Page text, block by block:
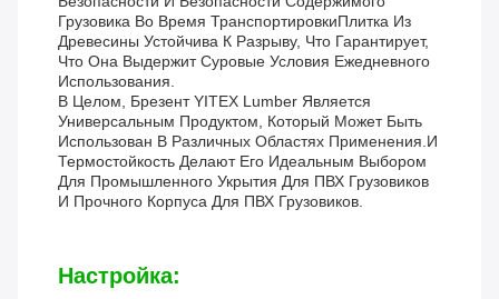
Грузовика Во Время ТранспортировкиПлитка Из
Древесины Устойчива К Разрыву, Что Гарантирует,
Что Она Выдержит Суровые Условия Ежедневного
Использования.
В Целом, Брезент YITEX Lumber Является
Универсальным Продуктом, Который Может Быть
Использован В Различных Областях Применения.и
Термостойкость Делают Его Идеальным Выбором
Для Промышленного Укрытия Для ПВХ Грузовиков
И Прочного Корпуса Для ПВХ Грузовиков.
Настройка: